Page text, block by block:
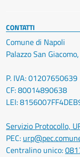
CONTATTI
Comune di Napoli
Palazzo San
P. IVA: 01207650639
CF: 80014890638
LEI:
Servizio Protocollo,
PEC:
Centralino unico: